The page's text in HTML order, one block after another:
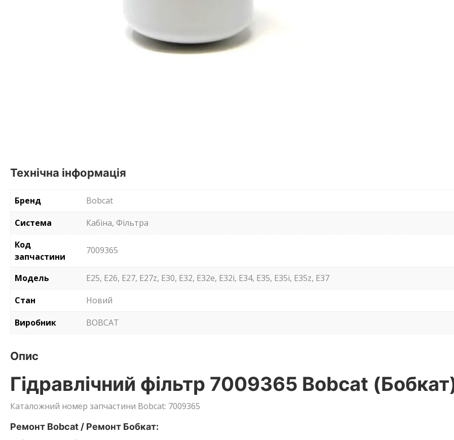
Технічна інформація
Бренд
Bobcat
Система
Кабіна, Фільтра
Код
запчастини
7009365
Модель
E25, E26, E27, E27z, E30, E32, E32e, E32i, E34, E35, E35i, E35z, E37
Стан
Новий
Виробник
BOBCAT
Опис
Гідравлічний фільтр 7009365 Bobcat
Каталожний номер запчастини Bobcat: 7009365
Ремонт Bobcat / Ремонт Бобкат: